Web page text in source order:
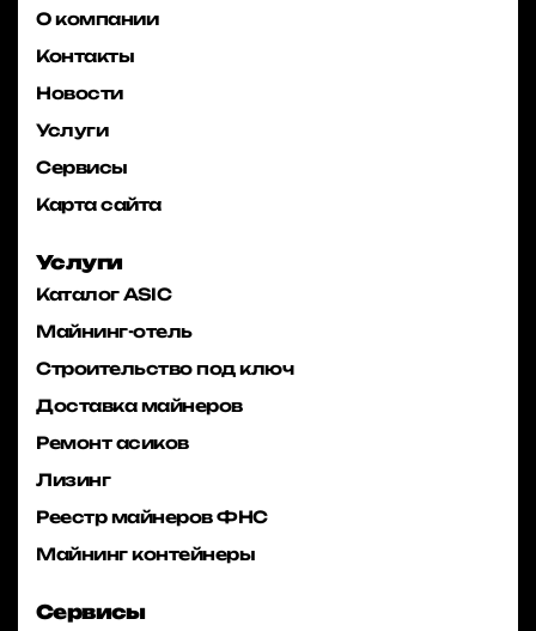
О компании
Контакты
Новости
Услуги
Сервисы
Карта сайта
Услуги
Каталог ASIC
Майнинг-отель
Строительство под ключ
Доставка майнеров
Ремонт асиков
Лизинг
Реестр майнеров ФНС
Майнинг контейнеры
Сервисы